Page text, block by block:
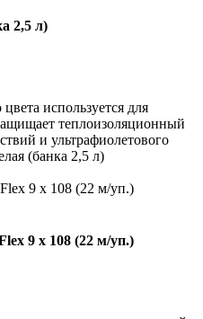
2,5 л)
используется для
теплоизоляционный
и ультрафиолетового
(банка 2,5 л)
9 х 108 (22 м/уп.)